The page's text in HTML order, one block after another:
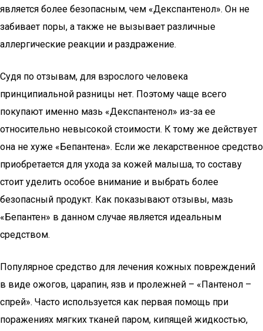
является более безопасным, чем «Декспантенол». Он не
забивает поры, а также не вызывает различные
аллергические реакции и раздражение.
Судя по отзывам, для взрослого человека
принципиальной разницы нет. Поэтому чаще всего
покупают именно мазь «Декспантенол» из-за ее
относительно невысокой стоимости. К тому же действует
она не хуже «Бепантена». Если же лекарственное средство
приобретается для ухода за кожей малыша, то составу
стоит уделить особое внимание и выбрать более
безопасный продукт. Как показывают отзывы, мазь
«Бепантен» в данном случае является идеальным
средством.
Популярное средство для лечения кожных повреждений
в виде ожогов, царапин, язв и пролежней – «Пантенол –
спрей». Часто используется как первая помощь при
поражениях мягких тканей паром, кипящей жидкостью,